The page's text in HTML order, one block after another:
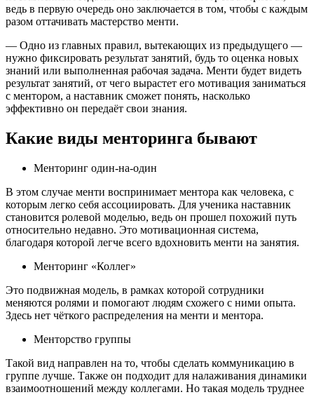
ведь в первую очередь оно заключается в том, чтобы с каждым
разом оттачивать мастерство менти.
— Одно из главных правил, вытекающих из предыдущего —
нужно фиксировать результат занятий, будь то оценка новых
знаний или выполненная рабочая задача. Менти будет видеть
результат занятий, от чего вырастет его мотивация заниматься
с ментором, а наставник сможет понять, насколько
эффективно он передаёт свои знания.
Какие виды менторинга бывают
Менторинг один-на-один
В этом случае менти воспринимает ментора как человека, с
которым легко себя ассоциировать. Для ученика наставник
становится ролевой моделью, ведь он прошел похожий путь
относительно недавно. Это мотивационная система,
благодаря которой легче всего вдохновить менти на занятия.
Менторинг «Коллег»
Это подвижная модель, в рамках которой сотрудники
меняются ролями и помогают людям схожего с ними опыта.
Здесь нет чёткого распределения на менти и ментора.
Менторство группы
Такой вид направлен на то, чтобы сделать коммуникацию в
группе лучше. Также он подходит для налаживания динамики
взаимоотношений между коллегами. Но такая модель труднее